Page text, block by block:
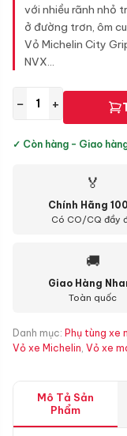
với nhiều rãnh nhỏ
ở đường trơn, ôm
Vỏ Michelin City
NVX...
− +
✓ Còn hàng - Giao
🏅
Chính Hãng
Có CO/CQ đầy
🚚
Giao Hàng
Toàn quốc
Danh mục: Phụ tùng xe
Vỏ xe Michelin, Vỏ xe
Mô Tả Sản
Phẩm